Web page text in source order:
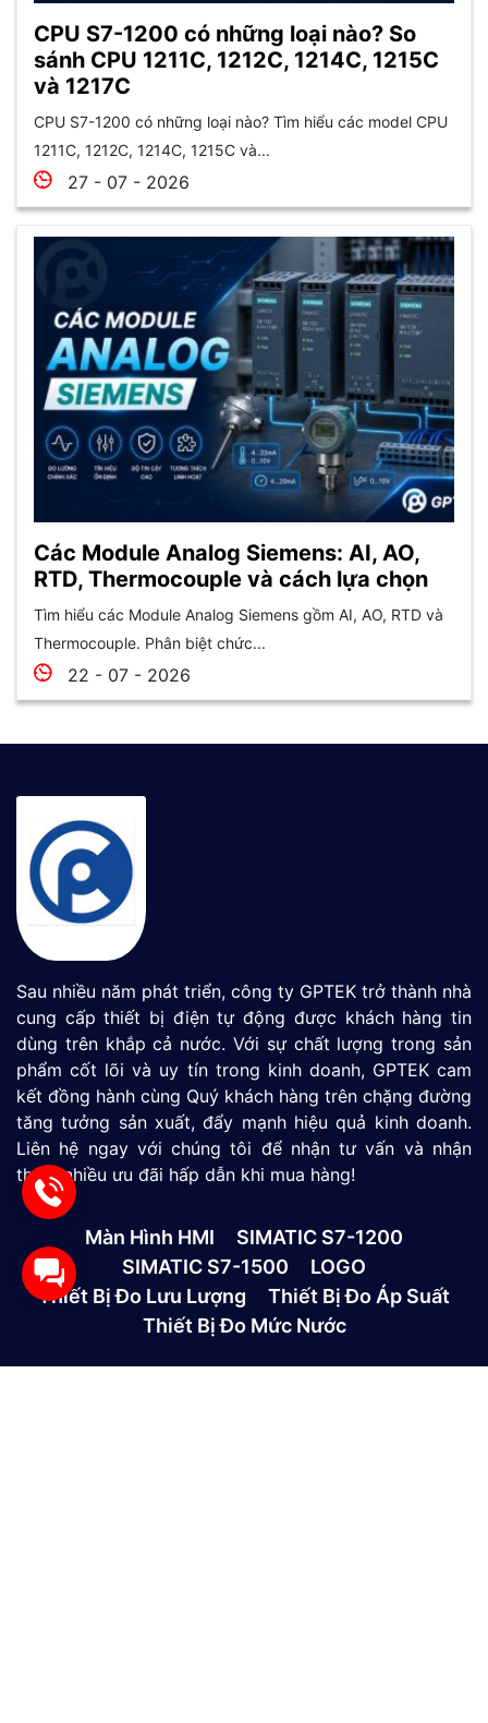
CPU S7-1200 có những loại nào? So
sánh CPU 1211C, 1212C, 1214C, 1215C
và 1217C
CPU S7-1200 có những loại nào? Tìm hiểu các model CPU
1211C, 1212C, 1214C, 1215C và...
27 - 07 - 2026
Các Module Analog Siemens: AI, AO,
RTD, Thermocouple và cách lựa chọn
Tìm hiểu các Module Analog Siemens gồm AI, AO, RTD và
Thermocouple. Phân biệt chức...
22 - 07 - 2026
Sau nhiều năm phát triển, công ty GPTEK trở thành nhà
cung cấp thiết bị điện tự động được khách hàng tin
dùng trên khắp cả nước. Với sự chất lượng trong sản
phẩm cốt lõi và uy tín trong kinh doanh, GPTEK cam
kết đồng hành cùng Quý khách hàng trên chặng đường
tăng tưởng sản xuất, đẩy mạnh hiệu quả kinh doanh.
Liên hệ ngay với chúng tôi để nhận tư vấn và nhận
thêm nhiều ưu đãi hấp dẫn khi mua hàng!
Màn Hình HMI
SIMATIC S7-1200
SIMATIC S7-1500
LOGO
Thiết Bị Đo Lưu Lượng
Thiết Bị Đo Áp Suất
Thiết Bị Đo Mức Nước